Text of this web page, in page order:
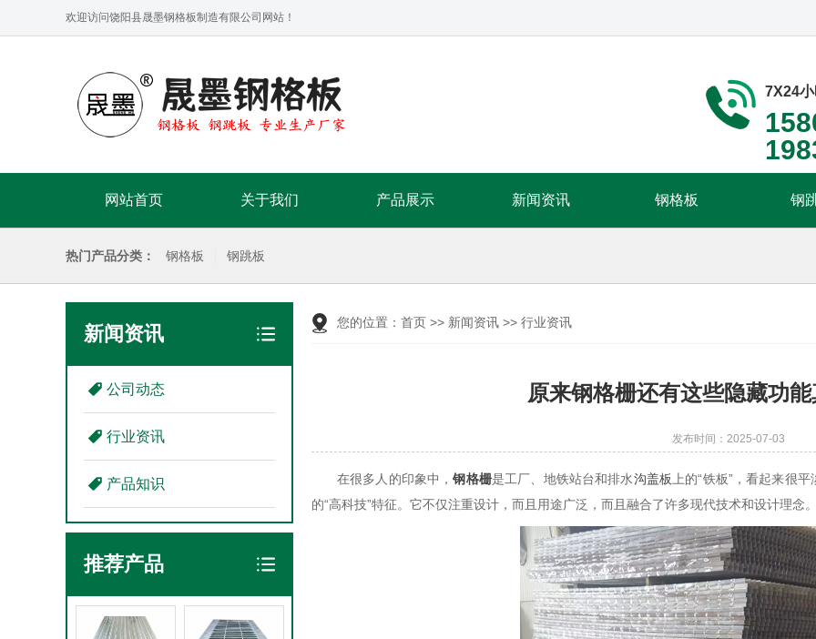
欢迎访问饶阳县晟墨钢格板制造有限公司网站！
7X24
网站首页 关于我们 产品展示 新闻资讯 钢格板 钢
热门产品分类： 钢格板 钢跳板
新闻资讯
公司动态
行业资讯
产品知识
推荐产品
您的位置： 首页 >> 新闻资讯 >> 行业资讯
原来钢格栅还有这些隐藏功
发布时间：2025-07-03
在很多人的印象中，钢格栅是工厂、地铁站台和排水沟盖板 上的“铁板”，看起来很
的“高科技”特征。它不仅注重设计，而且用途广泛，而且融合了许多现代技术和设计理念